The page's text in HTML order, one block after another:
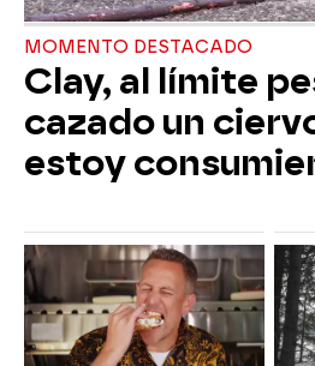
MOMENTO DESTACADO
Clay, al límite
cazado un
estoy